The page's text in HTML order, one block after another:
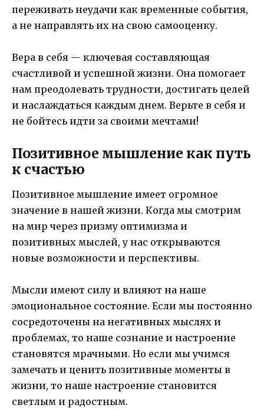
переживать неудачи как временные события,
а не направлять их на свою самооценку.
Вера в себя — ключевая составляющая
счастливой и успешной жизни. Она помогает
нам преодолевать трудности, достигать целей
и наслаждаться каждым днем. Верьте в себя и
не бойтесь идти за своими мечтами!
Позитивное мышление как путь
к счастью
Позитивное мышление имеет огромное
значение в нашей жизни. Когда мы смотрим
на мир через призму оптимизма и
позитивных мыслей, у нас открываются
новые возможности и перспективы.
Мысли имеют силу и влияют на наше
эмоциональное состояние. Если мы постоянно
сосредоточены на негативных мыслях и
проблемах, то наше сознание и настроение
становятся мрачными. Но если мы учимся
замечать и ценить позитивные моменты в
жизни, то наше настроение становится
светлым и радостным.